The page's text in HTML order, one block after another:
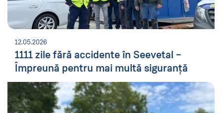
12.05.2026
1111 zile fără accidente în Seevetal –
Împreună pentru mai multă siguranță